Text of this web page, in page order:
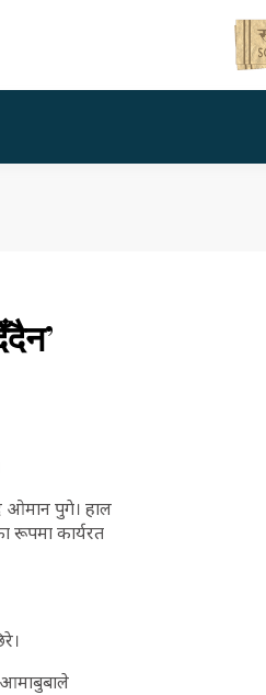
ओमान पुगे। हाल
रूपमा कार्यरत
आमाबुबाले